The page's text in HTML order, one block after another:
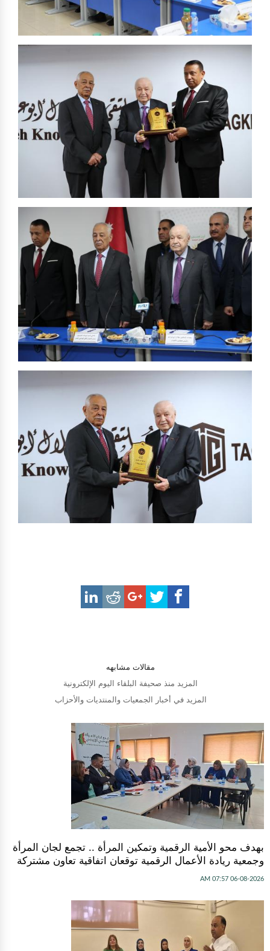
مقالات مشابهه
المزيد منذ صحيفة البلقاء اليوم الإلكترونية
المزيد في أخبار الجمعيات والمنتديات والأحزاب
بهدف محو الأمية الرقمية وتمكين المرأة .. تجمع لجان المرأة
وجمعية ريادة الأعمال الرقمية توقعان اتفاقية تعاون مشتركة
06-08-2026 07:57 AM